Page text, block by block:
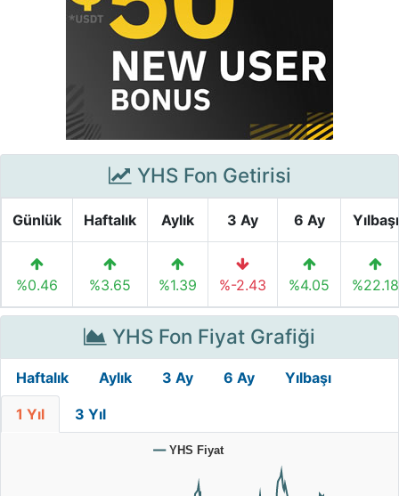
YHS Fon Getirisi
Günlük Haftalık Aylık 3 Ay 6 Ay Yılbaşı
%0.46 %3.65 %1.39 %-2.43 %4.05 %22.18
YHS Fon Fiyat Grafiği
Haftalık Aylık 3 Ay 6 Ay Yılbaşı
1 Yıl 3 Yıl